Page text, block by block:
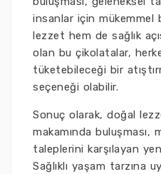
insanlar için mükemmel
lezzet hem de sağlık
olan bu çikolatalar,
tüketebileceği bir
seçeneği olabilir.
Sonuç olarak, doğal
makamında buluşması,
taleplerini karşılayan
Sağlıklı yaşam tarzına